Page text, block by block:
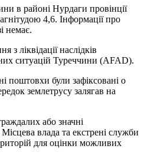
в районі Нурдаги провінції
4,6. Інформації про
немає.
ліквідації наслідків
ситуацій Туреччини (AFAD).
поштовхи були зафіксовані о
землетрусу залягав на
або значні
влада та екстрені служби
для оцінки можливих